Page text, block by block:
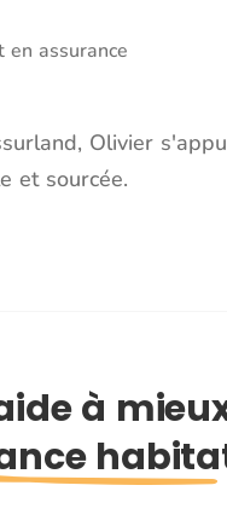
assurance
Olivier
et sourcée.
à